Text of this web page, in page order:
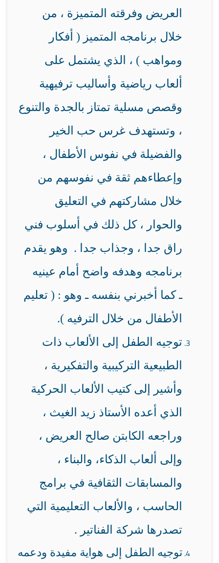
العريض وفرقته المتميزة ، من
خلال برنامجه المتميز ( أفكار
ومواهب ) ، الذي يشتمل على
ألعاب رياضية وأساليب ترفيهية
وقصص مسلية تمتاز بالجدة والتنوع
، وتستهدف غرس حب الخير
والفضيلة في نفوس الأطفال ،
وإعطاءهم ثقة في نفوسهم من
خلال مشاركتهم في التعليق
والحوار ، كل ذلك في أسلوب فني
راق جدا ، وجذاب جدا . وهو يقدم
برنامجه وهدفه واضح أمام عينيه
ـ كما أخبرني بنفسه ـ وهو : ( تعليم
الأطفال من خلال الترفيه ).
توجيه الطفل إلى الألعاب ذات
الطبيعية التركيبية والتفكيرية ،
وأشير إلى كتيب الألعاب الحركية
الذي أعده الأستاذ زيد الغيث ،
وراجعه الكابتن صالح العريض ،
وإلى ألعاب الذكاء، والبناء ،
والمسابقات الثقافية في برامج
الحاسب ، والألعاب التعليمية التي
تصدرها شركة الفناتير .
توجيه الطفل إلى هواية مفيدة ودعمه